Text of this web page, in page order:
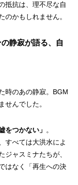
抵抗は、理不尽な自
のかもしれません。
静寂が語る、自
時のあの静寂。BGM
せんでした。
をつかない」 。
すべては大洪水によ
ジャスミナたちが、
はなく
「再生への決